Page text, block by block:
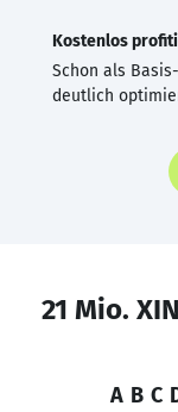
Kostenlos
Schon als
deutlich
21 Mio.
A B C